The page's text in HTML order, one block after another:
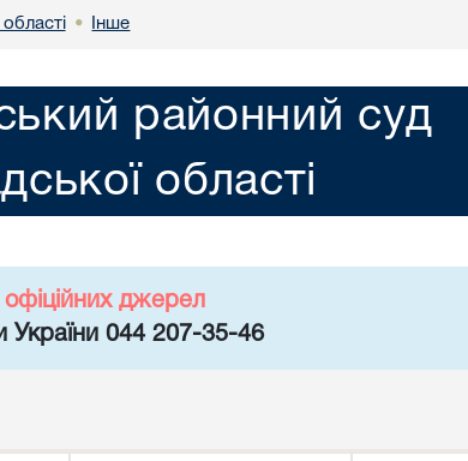
• Інше
районний суд
області
джерел
України 044 207-35-46